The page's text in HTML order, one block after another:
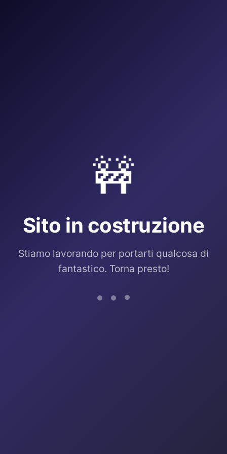
🚧
Sito in costruzione
Stiamo lavorando per portarti qualcosa di
fantastico. Torna presto!